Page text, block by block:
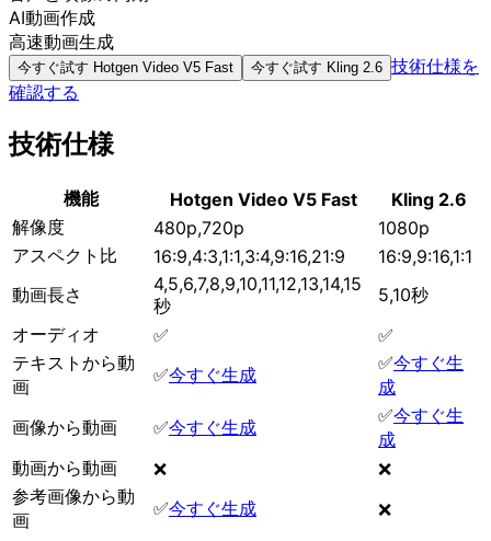
AI動画作成
高速動画生成
今すぐ試す Hotgen Video V5 Fast 今すぐ試す Kling 2.6 技術仕様を
確認する
技術仕様
機能 Hotgen Video V5 Fast
Kling 2.6
解像度
480p,720p
1080p
アスペクト比
16:9,4:3,1:1,3:4,9:16,21:9
16:9,9:16,1:1
動画長さ
4,5,6,7,8,9,10,11,12,13,14,15
秒
5,10秒
オーディオ
✅
✅
テキストから動
画
✅今すぐ生成
✅今すぐ生
成
画像から動画
✅今すぐ生成
✅今すぐ生
成
動画から動画
❌
❌
参考画像から動
画
✅今すぐ生成
❌